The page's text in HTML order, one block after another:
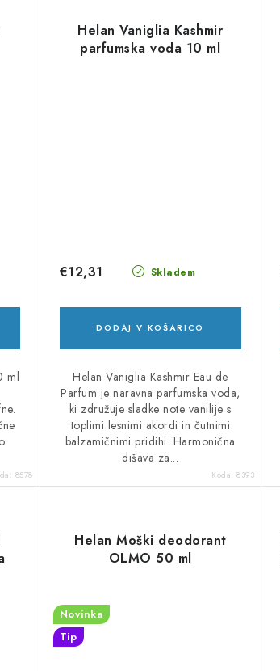
ml
8578
Helan Vaniglia Kashmir
parfumska voda 10 ml
Skladem
€12,31
DODAJ V KOŠARICO
Helan Vaniglia Kashmir Eau de
Parfum je naravna parfumska voda,
ki združuje sladke note vanilije s
toplimi lesnimi akordi in čutnimi
balzamičnimi pridihi. Harmonična
dišava za...
Koda:8393
Helan Moški deodorant
OLMO 50 ml
Novinka
Tip